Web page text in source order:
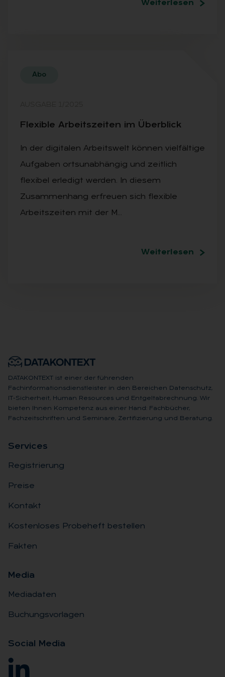
Weiterlesen
Abo
Fle­xi­ble Ar­beits­zei­ten im Über­blick
In der digitalen Arbeitswelt können vielfältige
Aufgaben ortsunabhängig und zeitlich
flexibel erledigt werden. In diesem
Zusammenhang erfreuen sich flexible
Arbeitszeiten mit der M…
Weiterlesen
DATAKONTEXT ist einer der führenden
Fachinformationsdienstleister in den Bereichen Datenschutz,
IT-Sicherheit, Human Resources und Entgeltabrechnung. Wir
bieten Ihnen Kompetenz aus einer Hand: Fachbücher,
Fachzeitschriften und Seminare, Zertifizierung und Beratung.
Ser­vices
Registrierung
Preise
Kontakt
Kostenloses Probeheft bestellen
Fakten
Me­dia
Mediadaten
Buchungsvorlagen
So­ci­al Me­dia